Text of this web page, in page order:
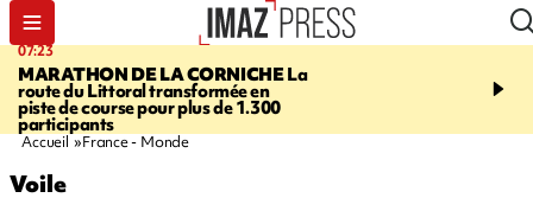
07:23
MARATHON DE LA CORNICHELa
route du Littoral transformée en
piste de course pour plus de 1.300
participants
08:37
braderie de l'océan
Accueil France - Monde
Voile